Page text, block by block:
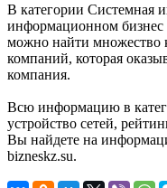
В категории Системная
информационном бизнес
можно найти множество
компаний, которая
компания.
Всю информацию в
устройство сетей,
Вы найдете на
bizneskz.su.